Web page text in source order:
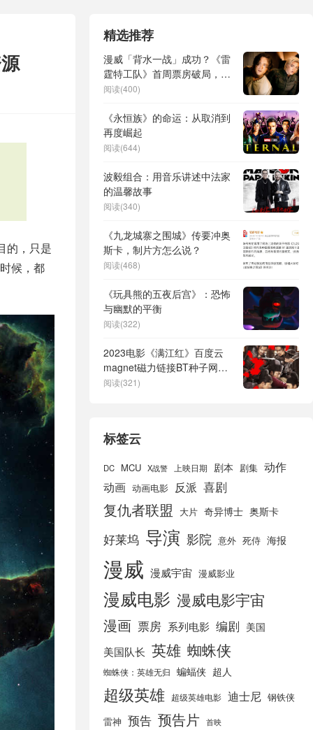
的，只是
候，都
精选推荐
漫威「背水一战」成功？《雷
霆特工队》首周票房破局，新
复联造血能力迎来大考
阅读(400)
《永恒族》的命运：从取消到
再度崛起
阅读(644)
波毅组合：用音乐讲述中法家
的温馨故事
阅读(340)
《九龙城寨之围城》传要冲奥
斯卡，制片方怎么说？
阅读(468)
《玩具熊的五夜后宫》：恐怖
与幽默的平衡
阅读(322)
2023电影《满江红》百度云
magnet磁力链接BT种子网盘
资源
阅读(321)
标签云
DC MCU X战警 上映日期 剧本 剧集 动作
动画 动画电影 反派 喜剧
复仇者联盟 大片 奇异博士 奥斯卡
好莱坞 导演 影院 意外 死侍 海报
漫威 漫威宇宙 漫威影业
漫威电影 漫威电影宇宙
漫画 票房 系列电影 编剧 美国
美国队长 英雄 蜘蛛侠
蜘蛛侠：英雄无归 蝙蝠侠 超人
超级英雄 超级英雄电影 迪士尼 钢铁侠
雷神 预告 预告片 首映